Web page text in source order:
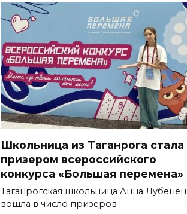
Школьница из Таганрога стала
призером всероссийского
конкурса «Большая перемена»
Таганрогская школьница Анна Лубенец
вошла в число призеров